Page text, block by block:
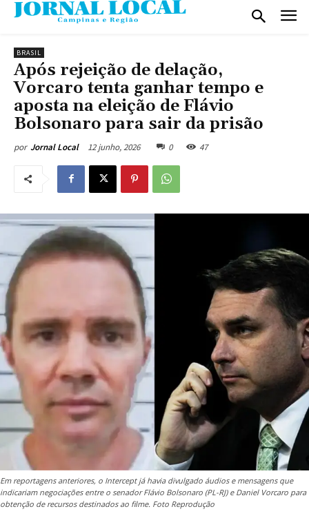
BRASIL
Após rejeição de delação,
Vorcaro tenta ganhar tempo e
aposta na eleição de Flávio
Bolsonaro para sair da prisão
por Jornal Local 12 junho, 2026 0 47
Em reportagens anteriores, o Intercept já havia divulgado áudios e mensagens que
indicariam negociações entre o senador Flávio Bolsonaro (PL-RJ) e Daniel Vorcaro para
obtenção de recursos destinados ao filme. Foto Reprodução